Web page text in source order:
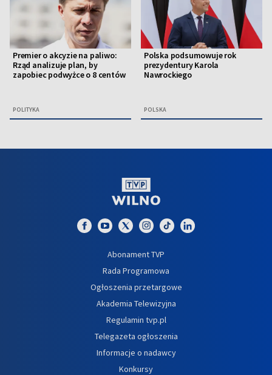
Premier o akcyzie na paliwo:
Rząd analizuje plan, by
zapobiec podwyżce o 8 centów
POLITYKA
Polska podsumowuje rok
prezydentury Karola
Nawrockiego
POLSKA
Abonament TVP
Rada Programowa
Ogłoszenia przetargowe
Akademia Telewizyjna
Regulamin tvp.pl
Telegazeta ogłoszenia
Informacje o nadawcy
Konkursy